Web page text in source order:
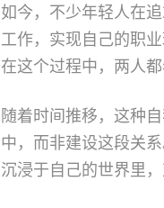
如今，不少年轻人在
工作，实现自己的职
在这个过程中，两人
随着时间推移，这种
中，而非建设这段关
沉浸于自己的世界里